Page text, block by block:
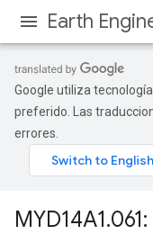
Earth
Google utiliza
preferido. Las
errores.
MYD14A1.